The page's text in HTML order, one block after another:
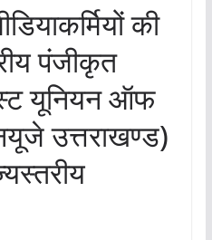
की
पंजीकृत
यूनियन ऑफ
उत्तराखण्ड)